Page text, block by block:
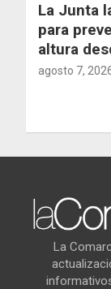
La Junta
para
altura
agosto 7,
La